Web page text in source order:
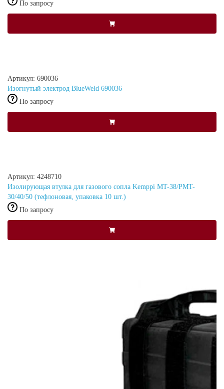
По запросу
Артикул: 690036
Изогнутый электрод BlueWeld 690036
По запросу
Артикул: 4248710
Изолирующая втулка для газового сопла Kemppi MT-38/PMT-
30/40/50 (тефлоновая, упаковка 10 шт.)
По запросу